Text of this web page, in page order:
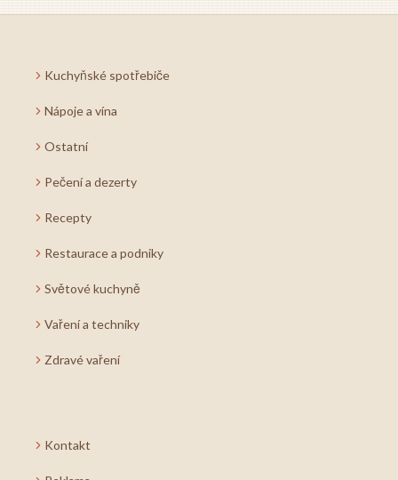
Kuchyňské spotřebiče
Nápoje a vína
Ostatní
Pečení a dezerty
Recepty
Restaurace a podniky
Světové kuchyně
Vaření a techniky
Zdravé vaření
Kontakt